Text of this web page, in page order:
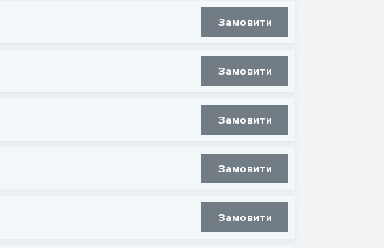
Замовити
Замовити
Замовити
Замовити
Замовити